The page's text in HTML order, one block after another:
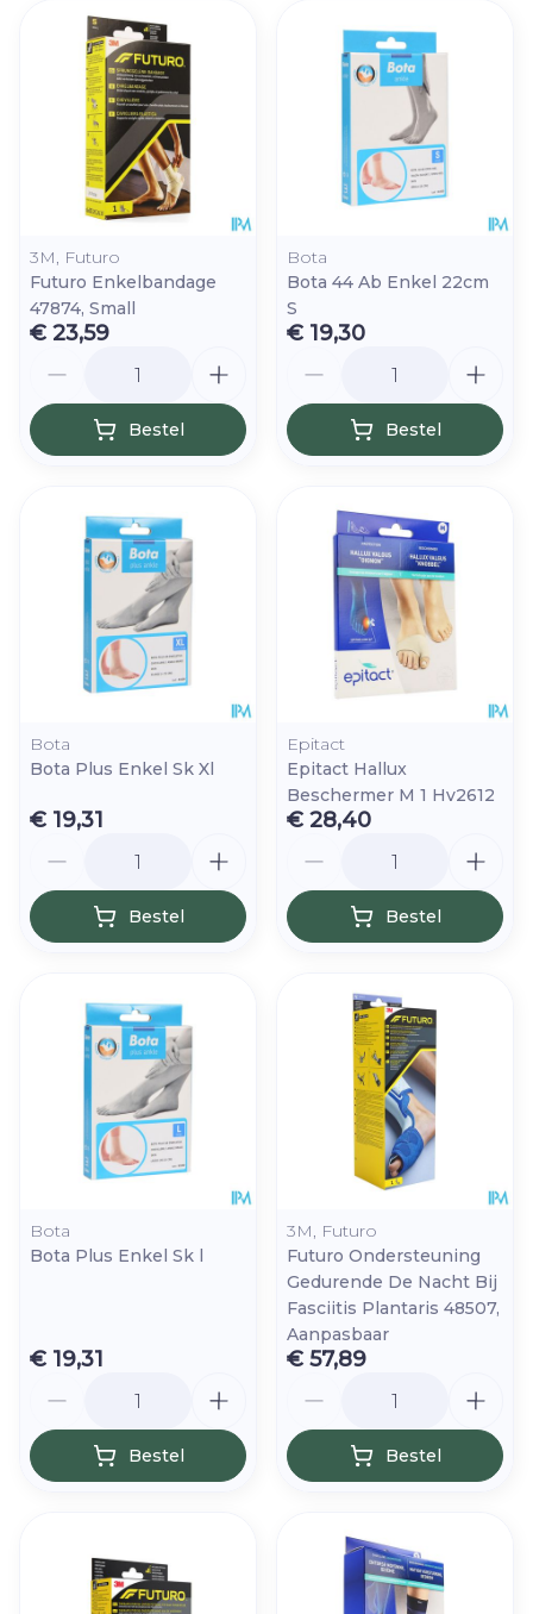
3M, Futuro
Futuro Enkelbandage
47874, Small
€ 23,59
Bestel
Bota
Bota 44 Ab Enkel 22cm
S
€ 19,30
Bestel
Bota
Bota Plus Enkel Sk Xl
€ 19,31
Bestel
Epitact
Epitact Hallux
Beschermer M 1 Hv2612
€ 28,40
Bestel
Bota
Bota Plus Enkel Sk l
€ 19,31
Bestel
3M, Futuro
Futuro Ondersteuning
Gedurende De Nacht Bij
Fasciitis Plantaris 48507,
Aanpasbaar
€ 57,89
Bestel